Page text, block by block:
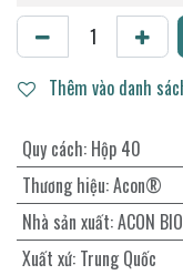
Thêm vào danh
Quy cách: Hộp 40
Thương hiệu:Acon®
Nhà sản xuất:ACON
Xuất xứ: Trung Quốc